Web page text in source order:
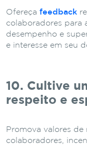
Ofereça feedback
colaboradores para
desempenho e
e interesse em seu
10. Cultive
respeito e
Promova valores
colaboradores,